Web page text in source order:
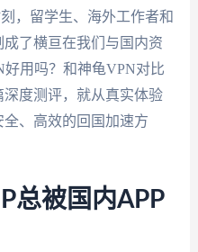
，留学生、海外工作者和
了横亘在我们与国内资
用吗？和神龟VPN对比
度测评，就从真实体验
、高效的回国加速方
总被国内APP